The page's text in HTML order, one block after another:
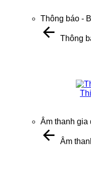
Thông báo -
Thông
Âm thanh gia
Âm